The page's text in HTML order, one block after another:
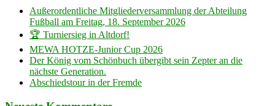
Außerordentliche Mitgliederversammlung der Abteilung
Fußball am Freitag, 18. September 2026
🏆 Turniersieg in Altdorf!
MEWA HOTZE-Junior Cup 2026
Der König vom Schönbuch übergibt sein Zepter an die
nächste Generation.
Abschiedstour in der Fremde